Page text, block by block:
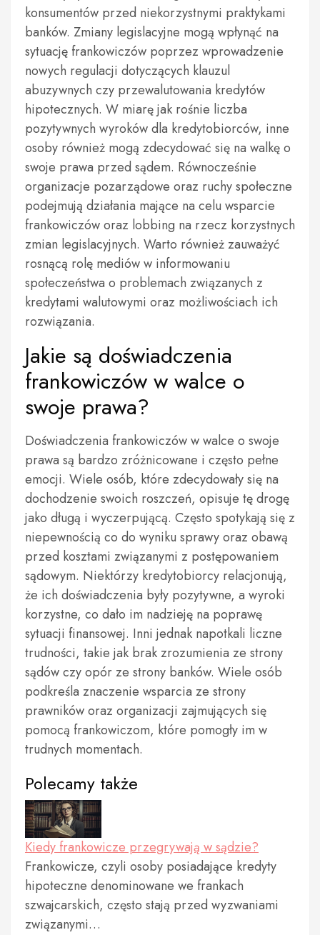
konsumentów przed niekorzystnymi praktykami
banków. Zmiany legislacyjne mogą wpłynąć na
sytuację frankowiczów poprzez wprowadzenie
nowych regulacji dotyczących klauzul
abuzywnych czy przewalutowania kredytów
hipotecznych. W miarę jak rośnie liczba
pozytywnych wyroków dla kredytobiorców, inne
osoby również mogą zdecydować się na walkę o
swoje prawa przed sądem. Równocześnie
organizacje pozarządowe oraz ruchy społeczne
podejmują działania mające na celu wsparcie
frankowiczów oraz lobbing na rzecz korzystnych
zmian legislacyjnych. Warto również zauważyć
rosnącą rolę mediów w informowaniu
społeczeństwa o problemach związanych z
kredytami walutowymi oraz możliwościach ich
rozwiązania.
Jakie są doświadczenia
frankowiczów w walce o
swoje prawa?
Doświadczenia frankowiczów w walce o swoje
prawa są bardzo zróżnicowane i często pełne
emocji. Wiele osób, które zdecydowały się na
dochodzenie swoich roszczeń, opisuje tę drogę
jako długą i wyczerpującą. Często spotykają się z
niepewnością co do wyniku sprawy oraz obawą
przed kosztami związanymi z postępowaniem
sądowym. Niektórzy kredytobiorcy relacjonują,
że ich doświadczenia były pozytywne, a wyroki
korzystne, co dało im nadzieję na poprawę
sytuacji finansowej. Inni jednak napotkali liczne
trudności, takie jak brak zrozumienia ze strony
sądów czy opór ze strony banków. Wiele osób
podkreśla znaczenie wsparcia ze strony
prawników oraz organizacji zajmujących się
pomocą frankowiczom, które pomogły im w
trudnych momentach.
Polecamy także
Kiedy frankowicze przegrywają w sądzie?
Frankowicze, czyli osoby posiadające kredyty
hipoteczne denominowane we frankach
szwajcarskich, często stają przed wyzwaniami
związanymi…